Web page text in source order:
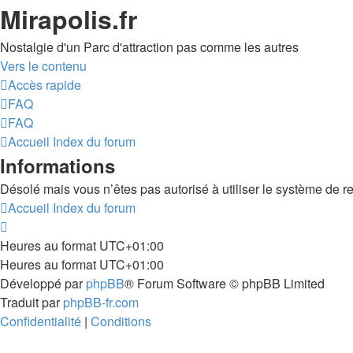
Mirapolis.fr
Nostalgie d'un Parc d'attraction pas comme les autres
Vers le contenu
Accès rapide
FAQ
FAQ
Accueil Index du forum
Informations
Désolé mais vous n’êtes pas autorisé à utiliser le système de
Accueil Index du forum
Heures au format UTC+01:00
Heures au format UTC+01:00
Développé parphpBB® Forum Software © phpBB Limited
Traduit parphpBB-fr.com
Confidentialité | Conditions